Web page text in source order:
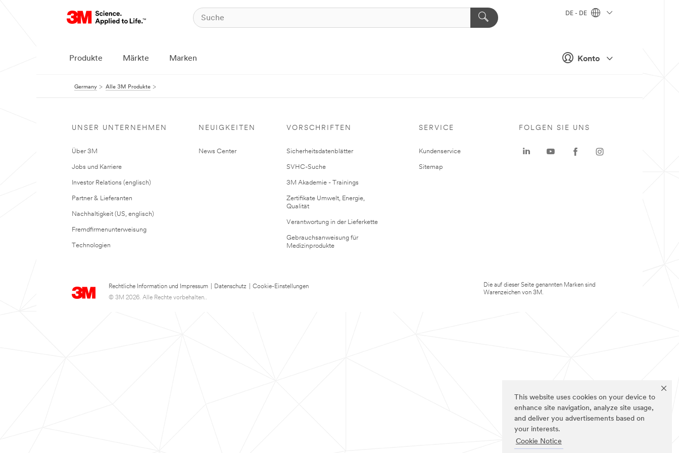
This website uses cookies on your device to
enhance site navigation, analyze site usage,
and deliver you advertisements based on
your interests.
Cookie Notice
Konto
DE - DE
Produkte Märkte Marken
Germany Alle 3M Produkte
UNSER UNTERNEHMEN
Über 3M
Jobs und Karriere
Investor Relations (englisch)
Partner & Lieferanten
Nachhaltigkeit (US, englisch)
Fremdfirmenunterweisung
Technologien
NEUIGKEITEN
News Center
VORSCHRIFTEN
Sicherheitsdatenblätter
SVHC-Suche
3M Akademie - Trainings
Zertifikate Umwelt, Energie,
Qualität
Verantwortung in der Lieferkette
Gebrauchsanweisung für
Medizinprodukte
SERVICE
Kundenservice
Sitemap
Rechtliche Information und Impressum Datenschutz
Cookie-Einstellungen
© 3M 2026. Alle Rechte vorbehalten..
FOLGEN SIE UNS
Die auf dieser Seite genannten Marken sind
Warenzeichen von 3M.